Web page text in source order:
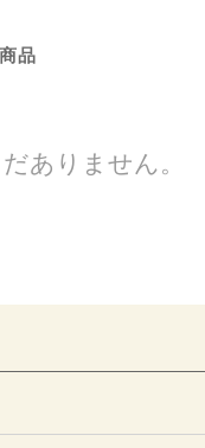
品
ありません。